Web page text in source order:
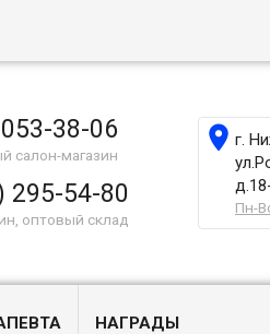
38-06
салон-магазин
295-54-80
оптовый склад
г.
Пн-
НАГРАДЫ